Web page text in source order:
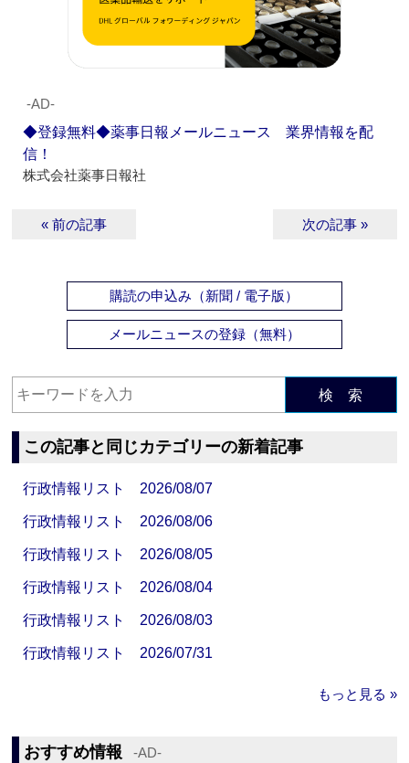
‐AD‐
◆登録無料◆薬事日報メールニュース 業界情報を配
信！
株式会社薬事日報社
« 前の記事 次の記事 »
購読の申込み（新聞 / 電子版）
メールニュースの登録（無料）
検 索
この記事と同じカテゴリーの新着記事
行政情報リスト 2026/08/07
行政情報リスト 2026/08/06
行政情報リスト 2026/08/05
行政情報リスト 2026/08/04
行政情報リスト 2026/08/03
行政情報リスト 2026/07/31
もっと見る »
おすすめ情報 ‐AD‐